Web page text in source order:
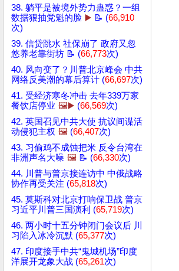
38. 躺平是被境外势力蛊惑？一组
数据狠抽党魁的脸 ▶️ 📝 (66,910
次)
39. 信贷跳水 社保崩了 政府又忽
悠养老靠街坊 📝 (66,773次)
40. 风向变了？川普北京峰会 中共
网络反美潮的幕后算计 (66,697次)
41. 受经济寒冬冲击 去年339万家
餐饮店停业 🖼️▶️ (66,569次)
42. 英国召见中共大使 抗议间谍活
动侵犯主权 🖼️ (66,407次)
43. 习偷鸡不成蚀把米 反令台湾在
非洲声名大噪 🖼️ 📝 (66,330次)
44. 川普与普京接连访中 中俄战略
协作再受关注 (65,818次)
45. 莫斯科对北京打响保卫战 普京
习近平川普三国演利 (65,719次)
46. 两小时十五分钟闭门会议后 川
习陷入冰冷沉默 (65,377次)
47. 印度接手中共“鬼城机场”印度
洋展开龙象大战 (65,261次)